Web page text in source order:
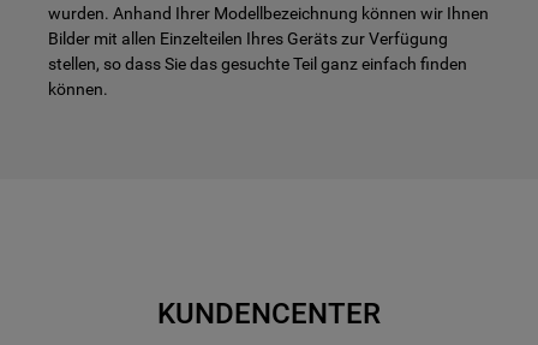
wurden. Anhand Ihrer Modellbezeichnung können wir Ihnen
Bilder mit allen Einzelteilen Ihres Geräts zur Verfügung
stellen, so dass Sie das gesuchte Teil ganz einfach finden
können.
KUNDENCENTER